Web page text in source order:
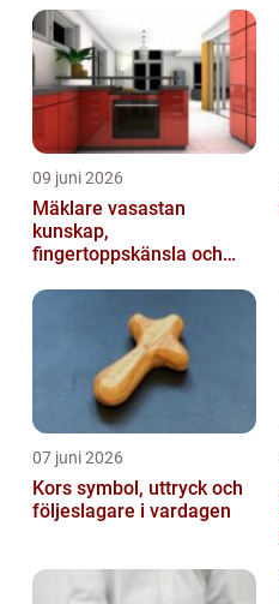
09 juni 2026
Mäklare vasastan
kunskap,
fingertoppskänsla och
07 juni 2026
Kors symbol, uttryck och
följeslagare i vardagen